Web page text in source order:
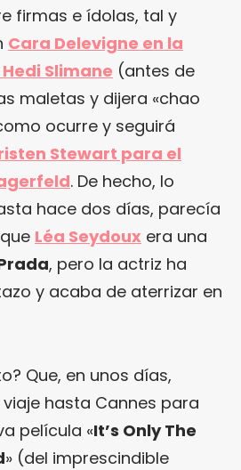
firmas e ídolas, tal y
Cara Delevigne en la
Slimane (antes de
maletas y dijera «chao
ocurre y seguirá
Stewart para el
. De hecho, lo
hace dos días, parecía
Léa Seydoux era una
, pero la actriz ha
y acaba de aterrizar en
Que, en unos días,
viaje hasta Cannes para
película «It’s Only The
» (del imprescindible